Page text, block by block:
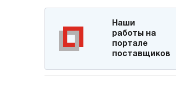
Наши
работы на
портале
поставщиков